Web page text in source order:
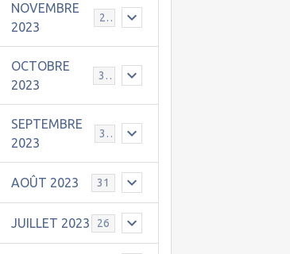
NOVEMBRE
2023
24
OCTOBRE
2023
31
SEPTEMBRE
2023
30
AOÛT 2023 31
JUILLET 2023 26